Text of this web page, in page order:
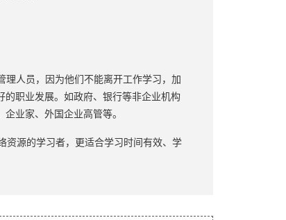
人员，因为他们不能离开工作学习，加
的职业发展。如政府、银行等非企业机构
业家、外国企业高管等。
资源的学习者，更适合学习时间有效、学